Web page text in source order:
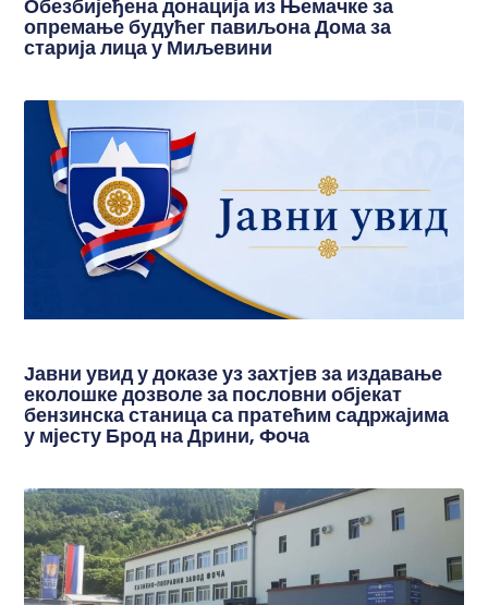
Обезбијеђена донација из Њемачке за
опремање будућег павиљона Дома за
старија лица у Миљевини
Јавни увид у доказе уз захтјев за издавање
еколошке дозволе за пословни објекат
бензинска станица са пратећим садржајима
у мјесту Брод на Дрини, Фоча